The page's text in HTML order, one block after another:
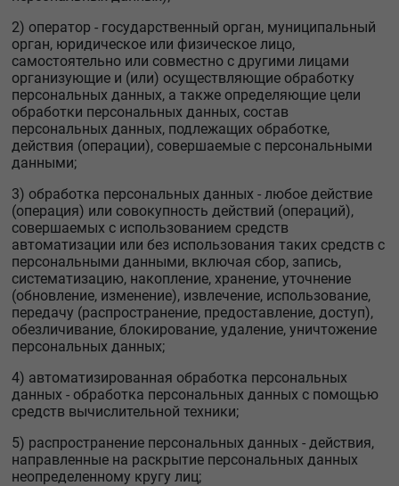
2) оператор - государственный орган, муниципальный
орган, юридическое или физическое лицо,
самостоятельно или совместно с другими лицами
организующие и (или) осуществляющие обработку
персональных данных, а также определяющие цели
обработки персональных данных, состав
персональных данных, подлежащих обработке,
действия (операции), совершаемые с персональными
данными;
3) обработка персональных данных - любое действие
(операция) или совокупность действий (операций),
совершаемых с использованием средств
автоматизации или без использования таких средств с
персональными данными, включая сбор, запись,
систематизацию, накопление, хранение, уточнение
(обновление, изменение), извлечение, использование,
передачу (распространение, предоставление, доступ),
обезличивание, блокирование, удаление, уничтожение
персональных данных;
4) автоматизированная обработка персональных
данных - обработка персональных данных с помощью
средств вычислительной техники;
5) распространение персональных данных - действия,
направленные на раскрытие персональных данных
неопределенному кругу лиц;